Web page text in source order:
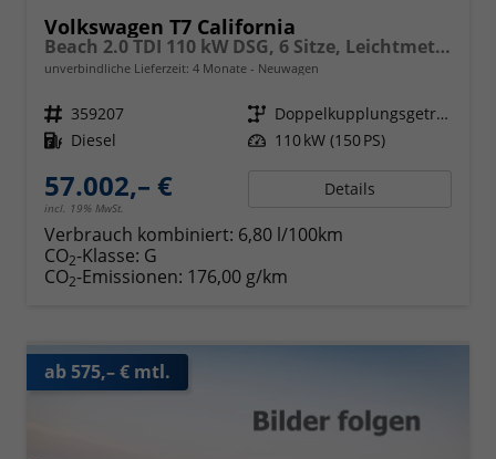
Volkswagen T7 California
Beach 2.0 TDI 110 kW DSG, 6 Sitze, Leichtmetallfelgen 17 Zoll, Markise mit Schiene und Gehäuse links, Klima, 5 Jahre Werksgarantie,
unverbindliche Lieferzeit: 4 Monate Neuwagen
Fahrzeugnr. 359207 Getriebe
Doppelkupplungsgetriebe (DSG)
Kraftstoff Diesel Leistung 110 kW (150 PS)
57.002,– €
incl. 19% MwSt.
Details
Verbrauch kombiniert: 6,80 l/100km
CO2-Klasse: G
CO2-Emissionen: 176,00 g/km
ab 575,– € mtl.